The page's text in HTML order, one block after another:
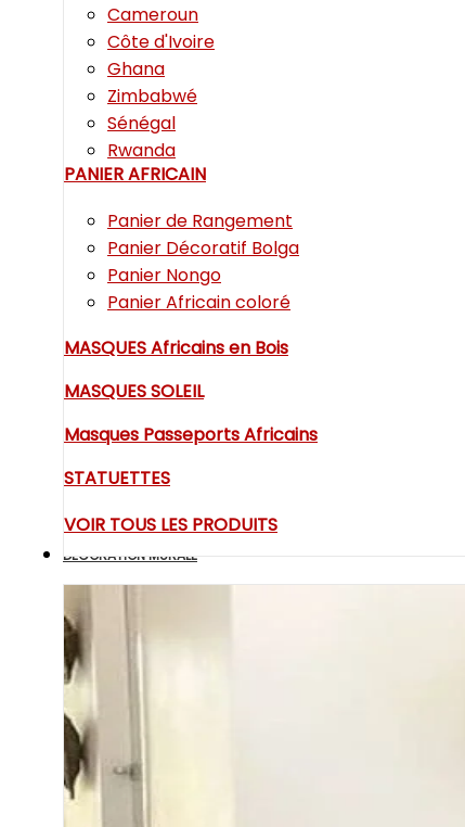
Cameroun
Côte d'Ivoire
Ghana
Zimbabwé
Sénégal
Rwanda
PANIER AFRICAIN
Panier de Rangement
Panier Décoratif Bolga
Panier Nongo
Panier Africain coloré
MASQUES Africains en Bois
MASQUES SOLEIL
Masques Passeports Africains
STATUETTES
VOIR TOUS LES PRODUITS
DECORATION MURALE